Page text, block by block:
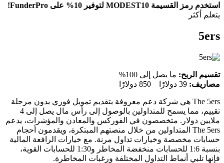
استخدم رمز القسيمة MODEST10 لتوفير 10% على FunderPro!
يتعلم أكثر
5ers
تقسيم الربح: ما يصل إلى 100%
مصاريف:
The 5ers هي شركة دعم معروفة بتقديم تمويل فوري بدون مرحلة
تقييم، مما يسمح للمتداولين بالوصول إلى رأس مال يصل إلى 4
ملايين دولار. متخصصون في الفوركس والمعادن والمؤشرات، يدعم
The 5ers المتداولين من خلال منصتهم المبتكرة، ويقدمون أحجام
حسابات مخصصة وخيارات تداول مرنة. مع خيارات الرافعة المالية
بنسبة 1:6 للحسابات منخفضة المخاطر و1:30 للحسابات القوية،
فإنها تلبي أنماط التداول المختلفة ورغبات المخاطرة.